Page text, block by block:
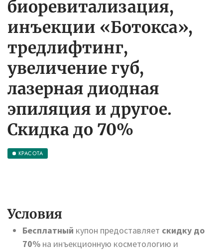
биоревитализация,
инъекции «Ботокса»,
тредлифтинг,
увеличение губ,
лазерная диодная
эпиляция и другое.
Скидка до 70%
КРАСОТА
Условия
Бесплатный купон предоставляет скидку до
70% на инъекционную косметологию и